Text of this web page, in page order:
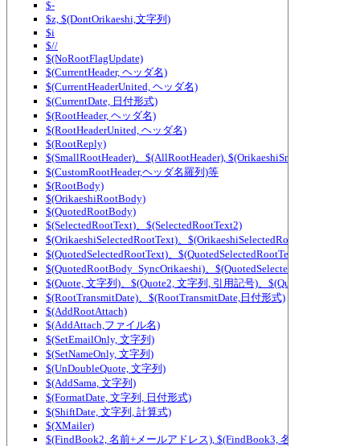
$-
$z, $(DontOrikaeshi,文字列)
$i
$//
$(NoRootFlagUpdate)
$(CurrentHeader, ヘッダ名)
$(CurrentHeaderUnited, ヘッダ名)
$(CurrentDate, 日付形式)
$(RootHeader, ヘッダ名)
$(RootHeaderUnited, ヘッダ名)
$(RootReply)
$(SmallRootHeader)、$(AllRootHeader),
$(CustomRootHeader,ヘッダ名羅列)等
$(RootBody)
$(OrikaeshiRootBody)
$(QuotedRootBody)
$(SelectedRootText)、$(SelectedRootText2)
$(OrikaeshiSelectedRootText)、$(OrikaeshiSelectedRootText2)
$(QuotedSelectedRootText)、$(QuotedSelectedRootText2)
$(QuotedRootBody_SyncOrikaeshi)、
$(Quote, 文字列)、$(Quote2, 文字列, 引用記号)、$(QuoteWidth, 文字
$(RootTransmitDate)、$(RootTransmitDate,日付形式)
$(AddRootAttach)
$(AddAttach,ファイル名)
$(SetEmailOnly, 文字列)
$(SetNameOnly, 文字列)
$(UnDoubleQuote, 文字列)
$(AddSama, 文字列)
$(FormatDate, 文字列, 日付形式)
$(ShiftDate, 文字列, 計算式)
$(XMailer)
$(FindBook2, 名前+メールアドレス), $(FindBook3, 名前+メールア